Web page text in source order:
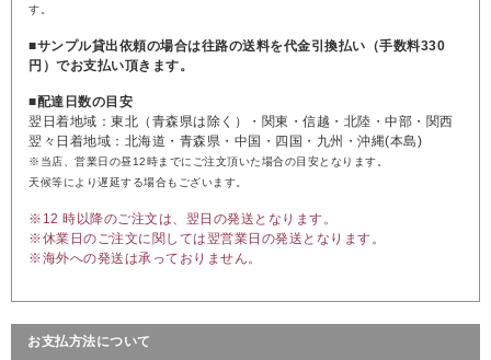
す。
■サンプル貸出依頼の場合は往路の送料を代金引換払い（手数料330
円）でお支払い頂きます。
■配達日数の目安
翌日着地域：東北（青森県は除く）・関東・信越・北陸・中部・関西
翌々日着地域：北海道・青森県・中国・四国・九州・沖縄(本島)
※当店、営業日の昼12時までにご注文頂いた場合の目安となります。
天候等により遅延する場合もございます。
※12 時以降のご注文は、翌日の発送となります。
※休業日のご注文に関しては翌営業日の発送となります。
※海外への発送は承っておりません。
お支払方法について